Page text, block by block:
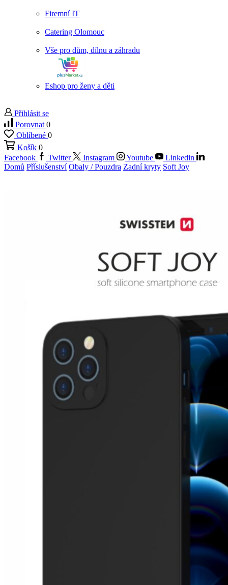
Firemní IT
Catering Olomouc
Vše pro dům, dílnu a záhradu
Eshop pro ženy a děti
Přihlásit se
Porovnat 0
Oblíbené 0
Košík 0
Facebook
Twitter Instagram Youtube
Linkedin
Domů Příslušenství Obaly / Pouzdra Zadní kryty Soft Joy